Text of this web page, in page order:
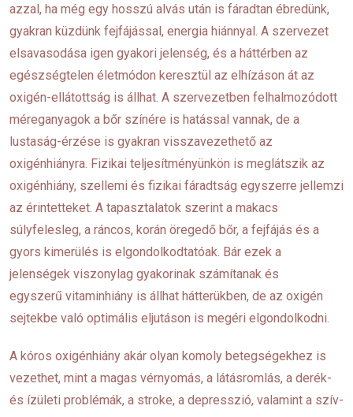
azzal, ha még egy hosszú alvás után is fáradtan ébredünk,
gyakran küzdünk fejfájással, energia hiánnyal. A szervezet
elsavasodása igen gyakori jelenség, és a háttérben az
egészségtelen életmódon keresztül az elhízáson át az
oxigén-ellátottság is állhat. A szervezetben felhalmozódott
méreganyagok a bőr színére is hatással vannak, de a
lustaság-érzése is gyakran visszavezethető az
oxigénhiányra. Fizikai teljesítményünkön is meglátszik az
oxigénhiány, szellemi és fizikai fáradtság egyszerre jellemzi
az érintetteket. A tapasztalatok szerint a makacs
súlyfelesleg, a ráncos, korán öregedő bőr, a fejfájás és a
gyors kimerülés is elgondolkodtatóak. Bár ezek a
jelenségek viszonylag gyakorinak számítanak és
egyszerű vitaminhiány is állhat hátterükben, de az oxigén
sejtekbe való optimális eljutáson is megéri elgondolkodni.
A kóros oxigénhiány akár olyan komoly betegségekhez is
vezethet, mint a magas vérnyomás, a látásromlás, a derék-
és ízületi problémák, a stroke, a depresszió, valamint a szív-